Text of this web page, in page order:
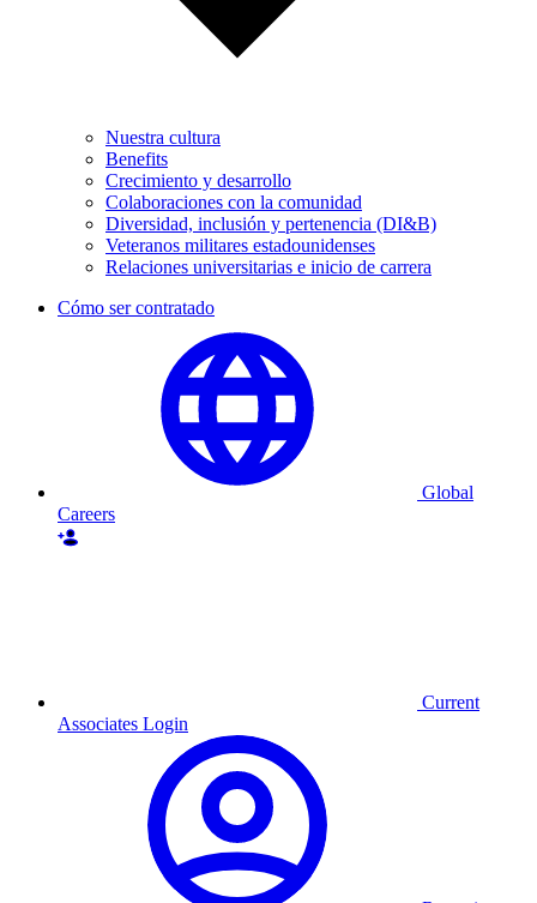
Nuestra cultura
Benefits
Crecimiento y desarrollo
Colaboraciones con la comunidad
Diversidad, inclusión y pertenencia (DI&B)
Veteranos militares estadounidenses
Relaciones universitarias e inicio de carrera
Cómo ser contratado
Global
Careers
Current
Associates Login